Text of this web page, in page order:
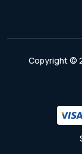
Copyright ©